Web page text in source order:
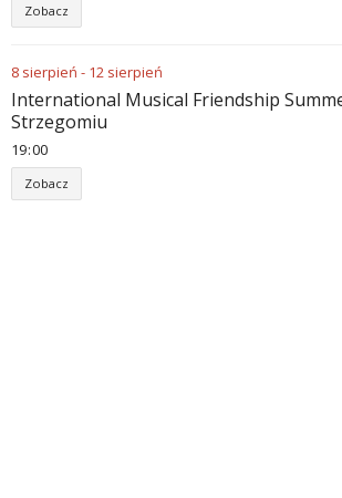
Zobacz
8 sierpień - 12 sierpień
International Musical Friendship
Strzegomiu
19:00
Zobacz